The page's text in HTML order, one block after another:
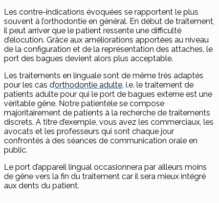
Les contre-indications évoquées se rapportent le plus
souvent à l’orthodontie en général. En début de traitement,
il peut arriver que le patient ressente une difficulté
d’élocution. Grâce aux améliorations apportées au niveau
de la configuration et de la représentation des attaches, le
port des bagues devient alors plus acceptable.
Les traitements en linguale sont de même très adaptés
pour les cas d’orthodontie adulte , i.e. le traitement de
patients adulte pour qui le port de bagues externe est une
véritable gêne. Notre patientèle se compose
majoritairement de patients à la recherche de traitements
discrets. A titre d’exemple, vous avez les commerciaux, les
avocats et les professeurs qui sont chaque jour
confrontés à des séances de communication orale en
public.
Le port d’appareil lingual occasionnera par ailleurs moins
de gêne vers la fin du traitement car il sera mieux intégré
aux dents du patient.